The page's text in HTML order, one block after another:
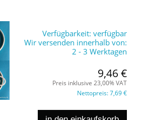
Verfügbarkeit: verfügbar
Wir versenden innerhalb von:
2 - 3 Werktagen
9,46 €
Preis inklusive 23,00% VAT
Nettopreis:7,69 €